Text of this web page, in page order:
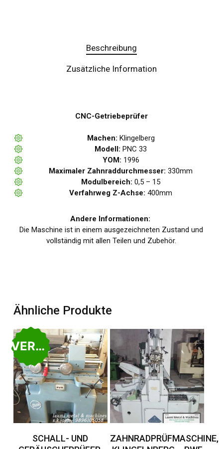
Beschreibung
Zusätzliche Information
CNC-Getriebeprüfer
Machen: Klingelberg
Modell: PNC 33
YOM: 1996
Maximaler Zahnraddurchmesser: 330mm
Modulbereich: 0,5 – 15
Verfahrweg Z-Achse: 400mm
Andere Informationen:
Die Maschine ist in einem ausgezeichneten Zustand und
vollständig mit allen Teilen und Zubehör.
Ähnliche Produkte
VERKAUFT
Weiterlesen
SCHALL- UND
Weiterlesen
ZAHNRADPRÜFMASCHINE,